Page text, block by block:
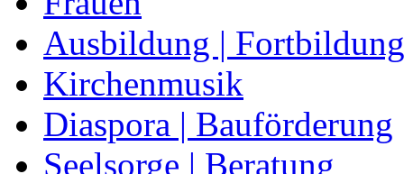
Ausbildung | Fortbildung
Kirchenmusik
Diaspora | Bauförderung
Seelsorge | Beratung